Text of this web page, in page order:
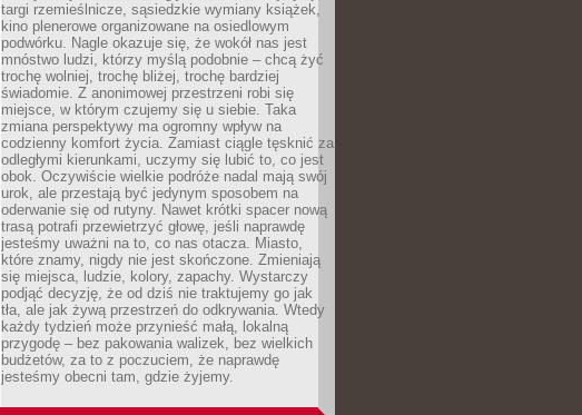
targi rzemieślnicze, sąsiedzkie wymiany książek,
kino plenerowe organizowane na osiedlowym
podwórku. Nagle okazuje się, że wokół nas jest
mnóstwo ludzi, którzy myślą podobnie – chcą żyć
trochę wolniej, trochę bliżej, trochę bardziej
świadomie. Z anonimowej przestrzeni robi się
miejsce, w którym czujemy się u siebie. Taka
zmiana perspektywy ma ogromny wpływ na
codzienny komfort życia. Zamiast ciągle tęsknić za
odległymi kierunkami, uczymy się lubić to, co jest
obok. Oczywiście wielkie podróże nadal mają swój
urok, ale przestają być jedynym sposobem na
oderwanie się od rutyny. Nawet krótki spacer nową
trasą potrafi przewietrzyć głowę, jeśli naprawdę
jesteśmy uważni na to, co nas otacza. Miasto,
które znamy, nigdy nie jest skończone. Zmieniają
się miejsca, ludzie, kolory, zapachy. Wystarczy
podjąć decyzję, że od dziś nie traktujemy go jak
tła, ale jak żywą przestrzeń do odkrywania. Wtedy
każdy tydzień może przynieść małą, lokalną
przygodę – bez pakowania walizek, bez wielkich
budżetów, za to z poczuciem, że naprawdę
jesteśmy obecni tam, gdzie żyjemy.